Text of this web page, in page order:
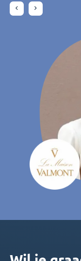
Daniela Rohrmann
KG